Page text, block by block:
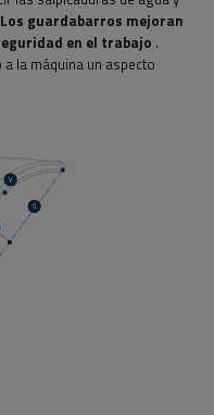
Los guardabarros mejoran
en el trabajo .
la máquina un aspecto